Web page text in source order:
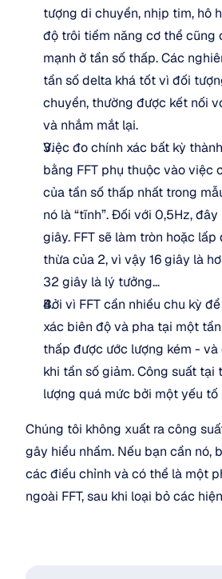
tượng di chuyển, nhịp tim, hô
độ trôi tiềm năng cơ thể cũng
mạnh ở tần số thấp. Các
tần số delta khá tốt vì đối
chuyển, thường được kết nối
và nhắm mắt lại.
Việc đo chính xác bất kỳ
bằng FFT phụ thuộc vào việc
của tần số thấp nhất trong
nó là “tĩnh”. Đối với 0,5Hz,
giây. FFT sẽ làm tròn hoặc
thừa của 2, vì vậy 16 giây là
32 giây là lý tưởng…
Bởi vì FFT cần nhiều chu kỳ
xác biên độ và pha tại một
thấp được ước lượng kém -
khi tần số giảm. Công suất tại
lượng quá mức bởi một yếu tố
Chúng tôi không xuất ra công
gây hiểu nhầm. Nếu bạn cần nó,
các điều chỉnh và có thể là một
ngoài FFT, sau khi loại bỏ các